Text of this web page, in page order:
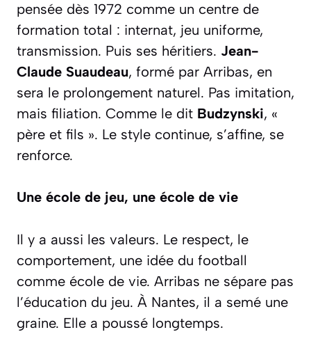
pensée dès 1972 comme un centre de
formation total : internat, jeu uniforme,
transmission. Puis ses héritiers. Jean-
Claude Suaudeau, formé par Arribas, en
sera le prolongement naturel. Pas imitation,
mais filiation. Comme le dit Budzynski, «
père et fils ». Le style continue, s’affine, se
renforce.
Une école de jeu, une école de vie
Il y a aussi les valeurs. Le respect, le
comportement, une idée du football
comme école de vie. Arribas ne sépare pas
l’éducation du jeu. À Nantes, il a semé une
graine. Elle a poussé longtemps.